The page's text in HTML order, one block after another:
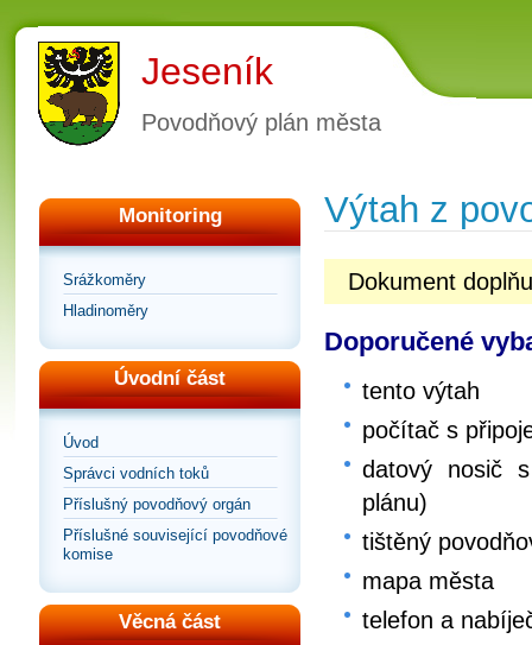
Jeseník
Povodňový plán města
Monitoring
Srážkoměry
Hladinoměry
Úvodní část
Úvod
Správci vodních toků
Příslušný povodňový orgán
Příslušné související povodňové
komise
Věcná část
Výtah z
Dokument
Doporučené
tento výtah
počítač s
datový nosič
plánu)
tištěný
mapa města
telefon a